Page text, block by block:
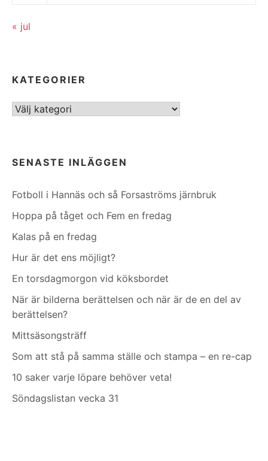
« jul
KATEGORIER
Kategorier
SENASTE INLÄGGEN
Fotboll i Hannäs och så Forsaströms järnbruk
Hoppa på tåget och Fem en fredag
Kalas på en fredag
Hur är det ens möjligt?
En torsdagmorgon vid köksbordet
När är bilderna berättelsen och när är de en del av
berättelsen?
Mittsäsongsträff
Som att stå på samma ställe och stampa – en re-cap
10 saker varje löpare behöver veta!
Söndagslistan vecka 31